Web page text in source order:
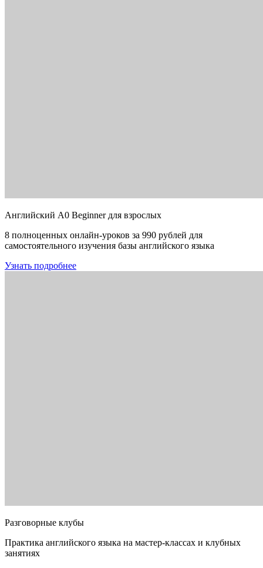
Английский A0 Beginner для взрослых
8 полноценных онлайн-уроков за 990 рублей для
самостоятельного изучения базы английского языка
Узнать подробнее
Разговорные клубы
Практика английского языка на мастер-классах и клубных
занятиях